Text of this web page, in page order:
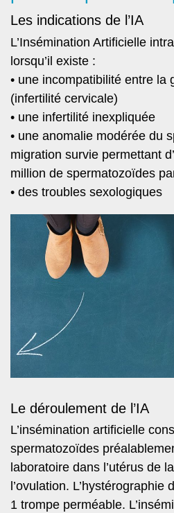
Les indications de l’IA
L’Insémination Artificielle
lorsqu’il existe :
• une incompatibilité entre la
(infertilité cervicale)
• une infertilité inexpliquée
• une anomalie modérée du
migration survie permettant
million de spermatozoïdes
• des troubles sexologiques
Le déroulement de l’IA
L’insémination artificielle
spermatozoïdes
laboratoire dans l’utérus de
l’ovulation.
1 trompe perméable.